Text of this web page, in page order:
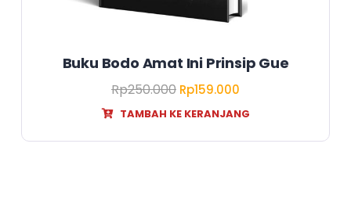
Buku Bodo Amat Ini Prinsip Gue
Rp250.000 Rp159.000
TAMBAH KE KERANJANG